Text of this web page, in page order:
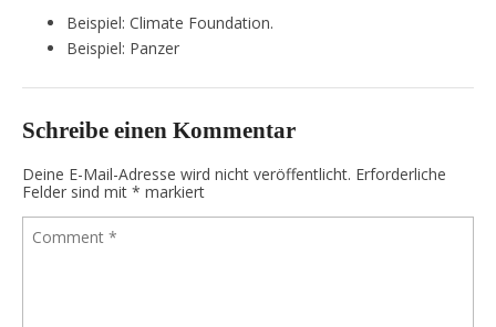
Beispiel: Climate Foundation.
Beispiel: Panzer
Schreibe einen Kommentar
Deine E-Mail-Adresse wird nicht veröffentlicht. Erforderliche
Felder sind mit * markiert